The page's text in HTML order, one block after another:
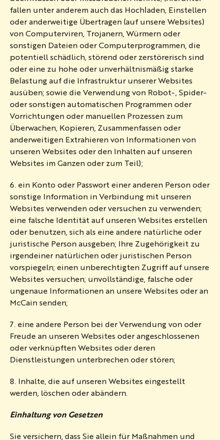
fallen unter anderem auch das Hochladen, Einstellen
oder anderweitige Übertragen (auf unsere Websites)
von Computerviren, Trojanern, Würmern oder
sonstigen Dateien oder Computerprogrammen, die
potentiell schädlich, störend oder zerstörerisch sind
oder eine zu hohe oder unverhältnismäßig starke
Belastung auf die Infrastruktur unserer Websites
ausüben; sowie die Verwendung von Robot-, Spider-
oder sonstigen automatischen Programmen oder
Vorrichtungen oder manuellen Prozessen zum
Überwachen, Kopieren, Zusammenfassen oder
anderweitigen Extrahieren von Informationen von
unseren Websites oder den Inhalten auf unseren
Websites im Ganzen oder zum Teil);
6. ein Konto oder Passwort einer anderen Person oder
sonstige Information in Verbindung mit unseren
Websites verwenden oder versuchen zu verwenden;
eine falsche Identität auf unseren Websites erstellen
oder benutzen, sich als eine andere natürliche oder
juristische Person ausgeben; Ihre Zugehörigkeit zu
irgendeiner natürlichen oder juristischen Person
vorspiegeln; einen unberechtigten Zugriff auf unsere
Websites versuchen; unvollständige, falsche oder
ungenaue Informationen an unsere Websites oder an
McCain senden;
7. eine andere Person bei der Verwendung von oder
Freude an unseren Websites oder angeschlossenen
oder verknüpften Websites oder deren
Dienstleistungen unterbrechen oder stören;
8. Inhalte, die auf unseren Websites eingestellt
werden, löschen oder abändern.
Einhaltung von Gesetzen
Sie versichern, dass Sie allein für Maßnahmen und